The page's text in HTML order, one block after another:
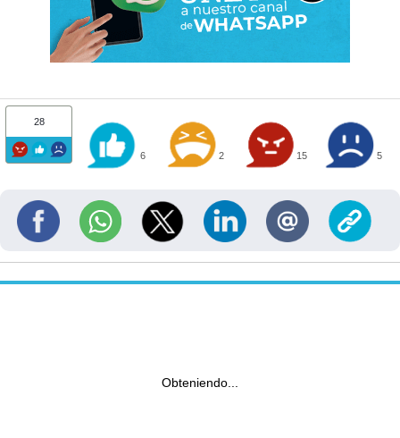
28
6 2 15 5
Obteniendo...